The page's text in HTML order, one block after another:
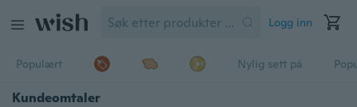
Logg inn
Populært Nylig sett på
Kundeomtaler